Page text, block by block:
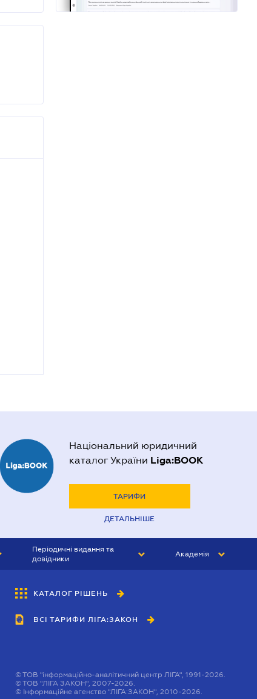
Національний юридичний
каталог України Liga:BOOK
ТАРИФИ
ДЕТАЛЬНІШЕ
Періодичні видання та
довідники
БУХГАЛТЕР&ЗАКОН
ВІСНИК МСФЗ
Академія
КАТАЛОГ РІШЕНЬ
ВСІ ТАРИФИ ЛІГА:ЗАКОН
©ТОВ "інформаційно-аналітичний центр ЛІГА", 1991-2026.
©ТОВ "ЛІГА ЗАКОН", 2007-2026.
© Інформаційне агенство "ЛІГА:ЗАКОН", 2010-2026.